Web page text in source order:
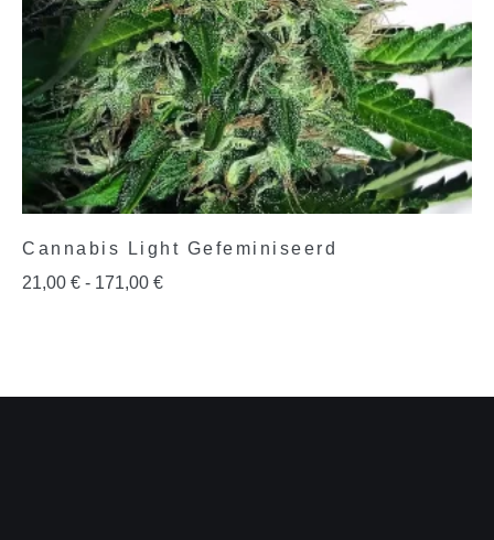
Cannabis Light Gefeminiseerd
21,00 € - 171,00 €